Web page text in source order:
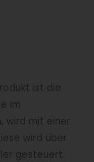
ist die
im
wird mit einer
wird über
gesteuert.